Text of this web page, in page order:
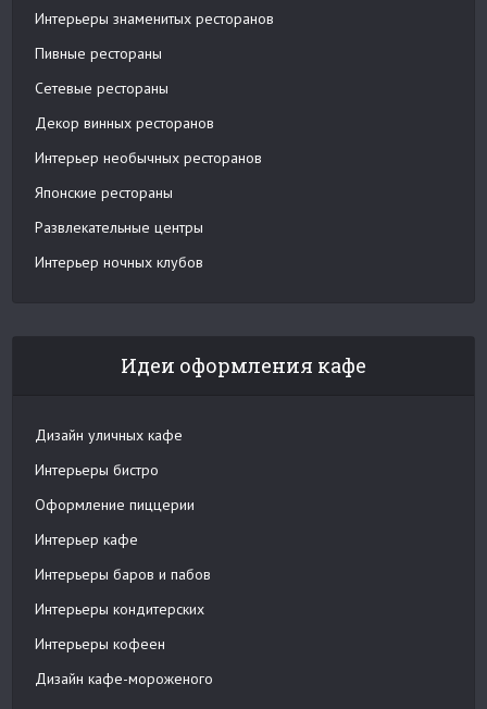
Интерьеры знаменитых ресторанов
Пивные рестораны
Сетевые рестораны
Декор винных ресторанов
Интерьер необычных ресторанов
Японские рестораны
Развлекательные центры
Интерьер ночных клубов
Идеи оформления кафе
Дизайн уличных кафе
Интерьеры бистро
Оформление пиццерии
Интерьер кафе
Интерьеры баров и пабов
Интерьеры кондитерских
Интерьеры кофеен
Дизайн кафе-мороженого